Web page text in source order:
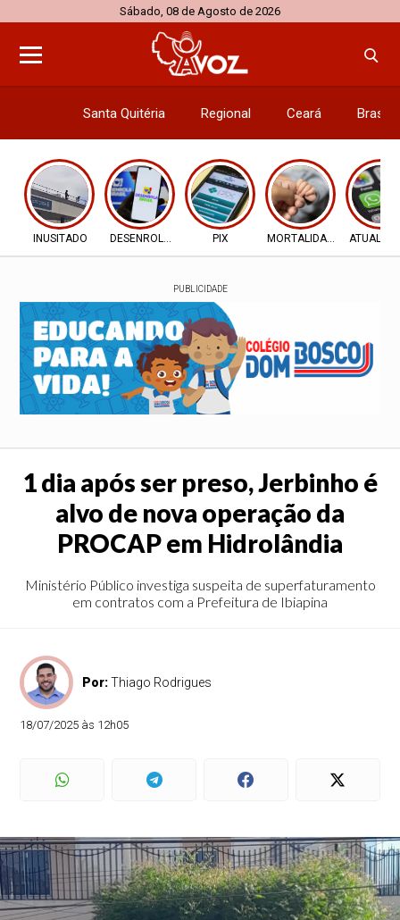
Sábado, 08 de Agosto de 2026
Santa Quitéria Regional Ceará Brasil
INUSITADO DESENROLA 2.0 PIX MORTALIDADE INFANTIL
PUBLICIDADE
1 dia após ser preso, Jerbinho é
alvo de nova operação da
PROCAP em Hidrolândia
Ministério Público investiga suspeita de superfaturamento
em contratos com a Prefeitura de Ibiapina
Por:Thiago Rodrigues
18/07/2025 às 12h05